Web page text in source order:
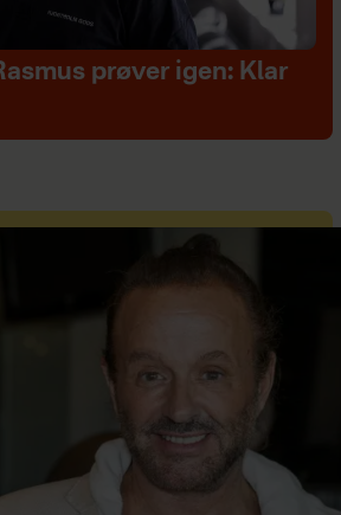
prøver igen: Klar